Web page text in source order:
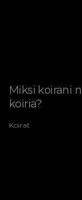
Miksi koirani
koiria?
Koirat